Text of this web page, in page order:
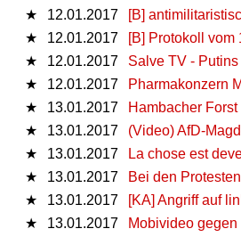
★
12.01.2017
[B]
★
12.01.2017
[B] Protokoll vom
★
12.01.2017
Salve TV -
★
12.01.2017
Pharmakonzern
★
13.01.2017
Hambacher
★
13.01.2017
(Video) AfD-
★
13.01.2017
La chose est
★
13.01.2017
Bei den
★
13.01.2017
[KA] Angriff auf
★
13.01.2017
Mobivideo